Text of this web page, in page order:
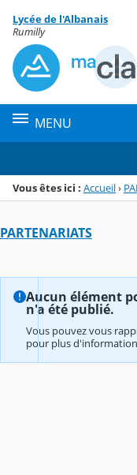
Menu de la rubrique
Contenu
Lycée de l'Albanais
Rumilly
MENU
Vous êtes ici : Accueil›
PARTENARIATS
Aucun élément
n'a été publié.
Vous pouvez vous
pour plus